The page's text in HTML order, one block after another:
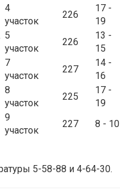
4
участок
226
17 -
19
5
участок
226
13 -
15
7
участок
227
14 -
16
8
участок
225
17 -
19
9
участок
227 8 - 10
5-58-88 и 4-64-30.